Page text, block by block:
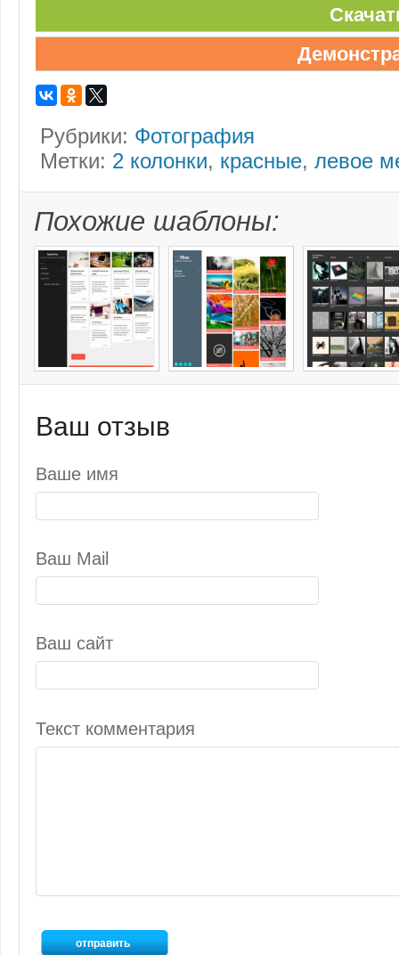
Рубрики: Фотография
Метки: 2 колонки, красные, левое
Похожие шаблоны:
Ваш отзыв
Ваше имя
Ваш Mail
Ваш сайт
Текст комментария